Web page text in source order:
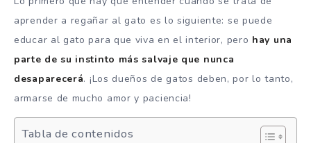
aprender a regañar al gato es lo siguiente: se puede
educar al gato para que viva en el interior, pero hay una
parte de su instinto más salvaje que nunca
desaparecerá. ¡Los dueños de gatos deben, por lo tanto,
armarse de mucho amor y paciencia!
Tabla de contenidos